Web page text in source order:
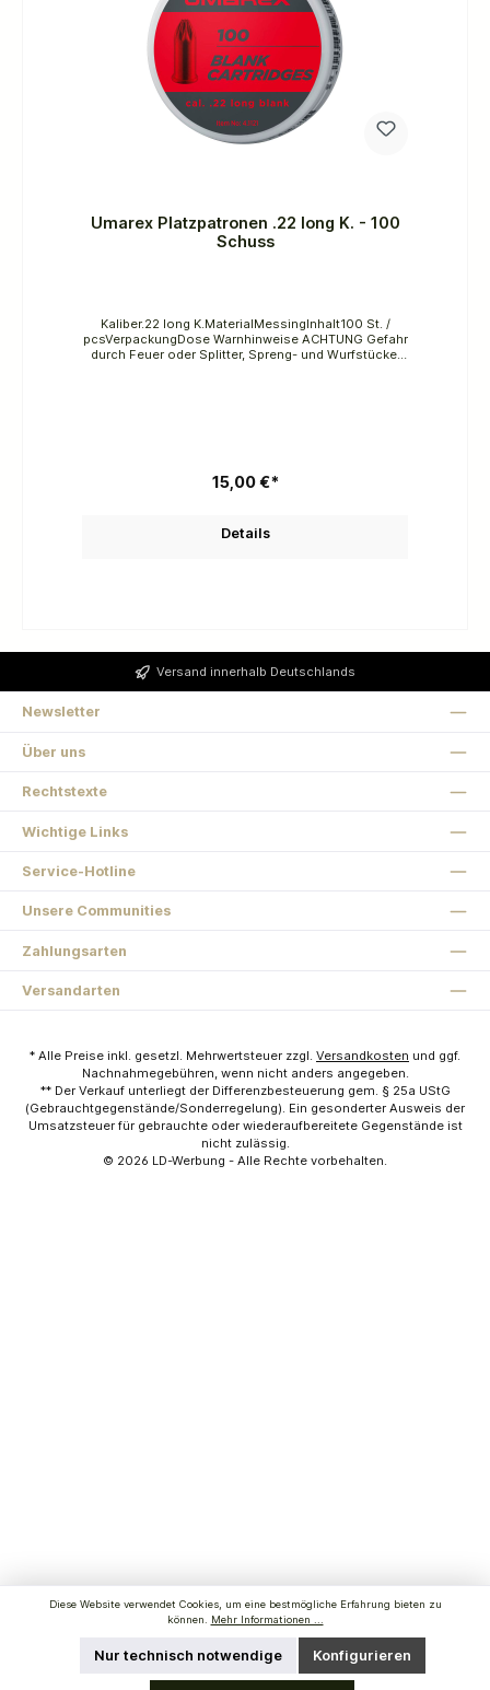
Umarex Platzpatronen .22 long K. - 100
Schuss
Kaliber.22 long K.MaterialMessingInhalt100 St. /
pcsVerpackungDose Warnhinweise ACHTUNG Gefahr
durch Feuer oder Splitter, Spreng- und Wurfstücke.
15,00 €*
Details
Versand innerhalb Deutschlands
Newsletter
Über uns
Rechtstexte
Wichtige Links
Service-Hotline
Unsere Communities
Zahlungsarten
Versandarten
* Alle Preise inkl. gesetzl. Mehrwertsteuer zzgl. Versandkosten und ggf.
Nachnahmegebühren, wenn nicht anders angegeben.
** Der Verkauf unterliegt der Differenzbesteuerung gem. § 25a UStG
(Gebrauchtgegenstände/Sonderregelung). Ein gesonderter Ausweis der
Umsatzsteuer für gebrauchte oder wiederaufbereitete Gegenstände ist
nicht zulässig.
© 2026 LD-Werbung - Alle Rechte vorbehalten.
Diese Website verwendet Cookies, um eine bestmögliche Erfahrung bieten zu
können.
Mehr Informationen ...
Nur technisch notwendige Konfigurieren